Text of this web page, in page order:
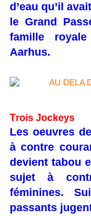
d’eau qu’il
le Grand
famille
Aarhus.
Trois Jockeys
Les oeuvres
à contre
devient tabou
sujet à
féminines.
passants